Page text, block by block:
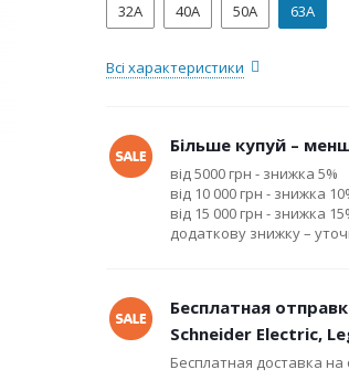
32А 40А 50А 63А
Всі характеристики
Більше купуй –
від 5000 грн - знижка 5%
від 10 000 грн - знижка
від 15 000 грн - знижка
додаткову знижку –
Бесплатная
Schneider Electric,
Бесплатная доставка